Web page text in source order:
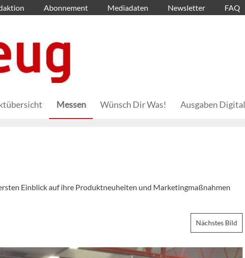
Abonnement Mediadaten Newsletter FAQ
Messen Wünsch Dir Was! Ausgaben Digital
Einblick auf ihre Produktneuheiten und Marketingmaßnahmen
Nächstes Bild